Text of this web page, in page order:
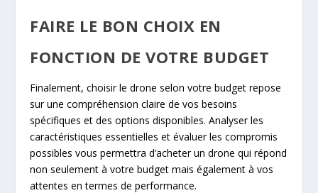
FAIRE LE BON CHOIX EN
FONCTION DE VOTRE BUDGET
Finalement, choisir le drone selon votre budget repose
sur une compréhension claire de vos besoins
spécifiques et des options disponibles. Analyser les
caractéristiques essentielles et évaluer les compromis
possibles vous permettra d’acheter un drone qui répond
non seulement à votre budget mais également à vos
attentes en termes de performance.